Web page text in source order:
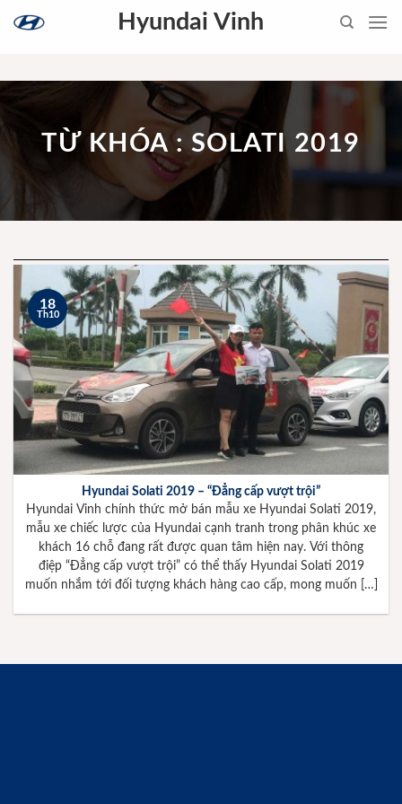
Hyundai Vinh
TỪ KHÓA : SOLATI 2019
Hyundai Solati 2019 – “Đẳng cấp vượt trội”
Hyundai Vinh chính thức mở bán mẫu xe Hyundai Solati 2019,
mẫu xe chiếc lược của Hyundai cạnh tranh trong phân khúc xe
khách 16 chỗ đang rất được quan tâm hiện nay. Với thông
điệp “Đẳng cấp vượt trội” có thể thấy Hyundai Solati 2019
muốn nhắm tới đối tượng khách hàng cao cấp, mong muốn […]
18
Th10